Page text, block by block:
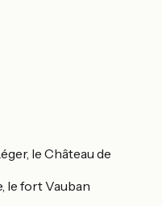
le Château de
le fort Vauban